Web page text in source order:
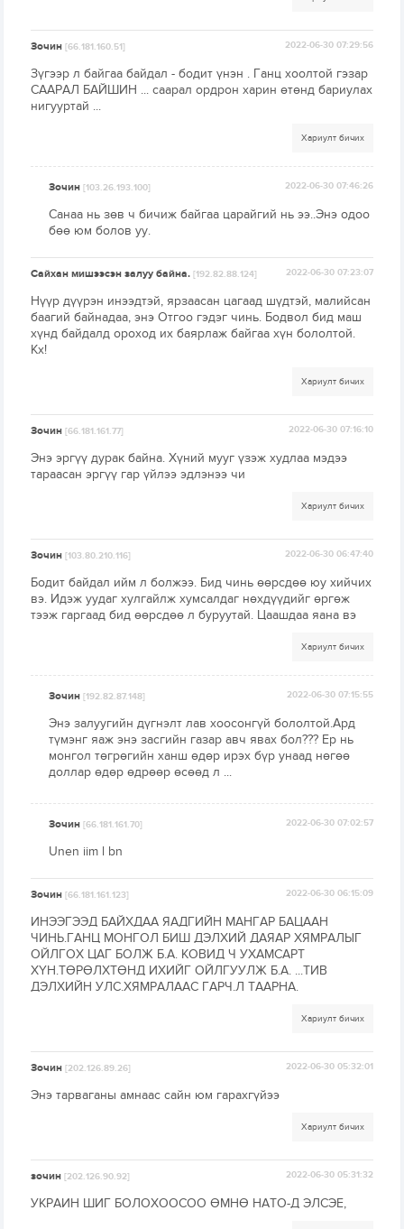
Зочин[66.181.160.51] 2022-06-30 07:29:56
Зүгээр л байгаа байдал - бодит үнэн . Ганц хоолтой гэзар
СААРАЛ БАЙШИН ... саарал ордрон харин өтөнд бариулах
нигууртай ...
Хариулт бичих
Зочин[103.26.193.100] 2022-06-30 07:46:26
Санаа нь зөв ч бичиж байгаа царайгий нь ээ..Энэ одоо
бөө юм болов уу.
Сайхан мишээсэн залуу байна.[192.82.88.124] 2022-06-30 07:23:07
Нүүр дүүрэн инээдтэй, ярзаасан цагаад шүдтэй, малийсан
баагий байнадаа, энэ Отгоо гэдэг чинь. Бодвол бид маш
хүнд байдалд ороход их баярлаж байгаа хүн бололтой.
Кх!
Хариулт бичих
Зочин[66.181.161.77] 2022-06-30 07:16:10
Энэ эргүү дурак байна. Хүний мууг үзэж худлаа мэдээ
тараасан эргүү гар үйлээ эдлэнээ чи
Хариулт бичих
Зочин[103.80.210.116] 2022-06-30 06:47:40
Бодит байдал ийм л болжээ. Бид чинь өөрсдөө юу хийчих
вэ. Идэж уудаг хулгайлж хумсалдаг нөхдүүдийг өргөж
тээж гаргаад бид өөрсдөө л буруутай. Цаашдаа яана вэ
Хариулт бичих
Зочин[192.82.87.148] 2022-06-30 07:15:55
Энэ залуугийн дүгнэлт лав хоосонгүй бололтой.Ард
түмэнг яаж энэ засгийн газар авч явах бол??? Ер нь
монгол төгрөгийн ханш өдөр ирэх бүр унаад нөгөө
доллар өдөр өдрөөр өсөөд л ...
Зочин[66.181.161.70] 2022-06-30 07:02:57
Unen iim l bn
Зочин[66.181.161.123] 2022-06-30 06:15:09
ИНЭЭГЭЭД БАЙХДАА ЯАДГИЙН МАНГАР БАЦААН
ЧИНЬ.ГАНЦ МОНГОЛ БИШ ДЭЛХИЙ ДАЯАР ХЯМРАЛЫГ
ОЙЛГОХ ЦАГ БОЛЖ Б.А. КОВИД Ч УХАМСАРТ
ХҮН.ТӨРӨЛХТӨНД ИХИЙГ ОЙЛГУУЛЖ Б.А. ...ТИВ
ДЭЛХИЙН УЛС.ХЯМРАЛААС ГАРЧ.Л ТААРНА.
Хариулт бичих
Зочин[202.126.89.26] 2022-06-30 05:32:01
Энэ тарваганы амнаас сайн юм гарахгүйээ
Хариулт бичих
зочин[202.126.90.92] 2022-06-30 05:31:32
УКРАИН ШИГ БОЛОХООСОО ӨМНӨ НАТО-Д ЭЛСЭЕ,